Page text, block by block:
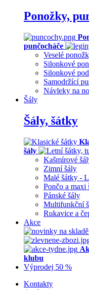
Ponožky,
punčocháče
Veselé
Silonkové
Silonkové
Samodržící
Návleky na
Šály
Šály, šátky
šály
Kašmírové
Zimní šály
Malé šátky -
Pončo a maxi
Pánské šály
Multifunkční
Rukavice a
Akce
klubu
Výprodej 50 %
Kontakty